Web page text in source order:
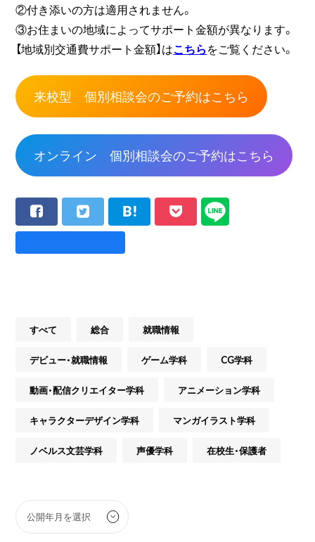
②付き添いの方は適用されません。
③お住まいの地域によってサポート金額が異なります。
【地域別交通費サポート金額】はこちらをご覧ください。
来校型 個別相談会のご予約はこちら
オンライン 個別相談会のご予約はこちら
すべて 総合 就職情報
デビュー・就職情報 ゲーム学科 CG学科
動画・配信クリエイター学科 アニメーション学科
キャラクターデザイン学科 マンガイラスト学科
ノベルス文芸学科 声優学科 在校生・保護者